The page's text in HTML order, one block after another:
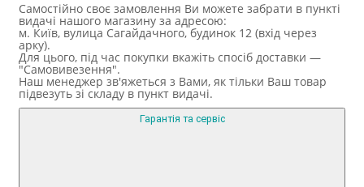
Самостійно своє замовлення Ви можете забрати в пункті
видачі нашого магазину за адресою:
м. Київ, вулица Сагайдачного, будинок 12 (вхід через
арку).
Для цього, під час покупки вкажіть спосіб доставки —
"Самовивезення".
Наш менеджер зв'яжеться з Вами, як тільки Ваш товар
підвезуть зі складу в пункт видачі.
Гарантія та сервіс